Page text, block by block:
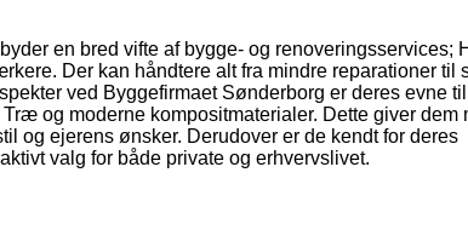
en bred vifte af bygge- og renoveringsservices;
Der kan håndtere alt fra mindre reparationer til
ved Byggefirmaet Sønderborg er deres evne
og moderne kompositmaterialer. Dette giver dem
og ejerens ønsker. Derudover er de kendt for deres
valg for både private og erhvervslivet.